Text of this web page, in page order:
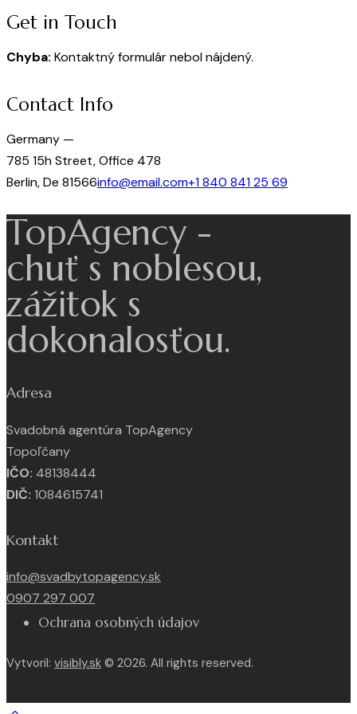
Get in Touch
Chyba: Kontaktný formulár nebol nájdený.
Contact Info
Germany —
785 15h Street, Office 478
Berlin, De 81566info@email.com+1 840 841 25 69
TopAgency -
chuť s noblesou,
zážitok s
dokonalosťou.
Adresa
Svadobná agentúra TopAgency
Topoľčany
IČO: 48138444
DIČ: 1084615741
Kontakt
info@svadbytopagency.sk
0907 297 007
Ochrana osobných údajov
Vytvoril: visibly.sk © 2026. All rights reserved.